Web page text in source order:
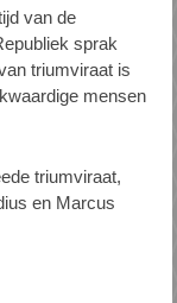
van de
sprak
triumviraat is
mensen
triumviraat,
en Marcus